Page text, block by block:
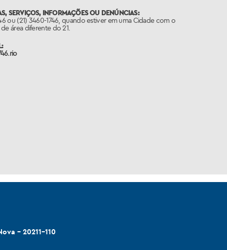
SERVIÇOS, INFORMAÇÕES OU DENÚNCIAS:
ou (21) 3460-1746, quando estiver em uma Cidade com o
área diferente do 21.
- 20211-110